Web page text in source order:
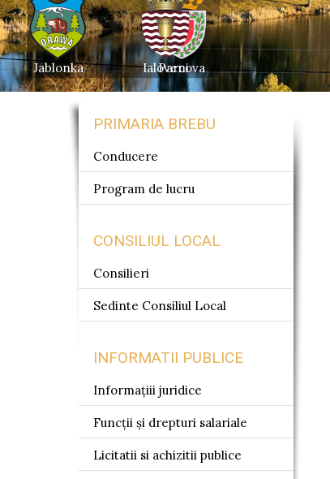
Jablonka Parcova
Ialoveni
PRIMARIA BREBU
Conducere
Program de lucru
CONSILIUL LOCAL
Consilieri
Sedinte Consiliul Local
INFORMATII PUBLICE
Informațiii juridice
Funcții și drepturi salariale
Licitatii si achizitii publice